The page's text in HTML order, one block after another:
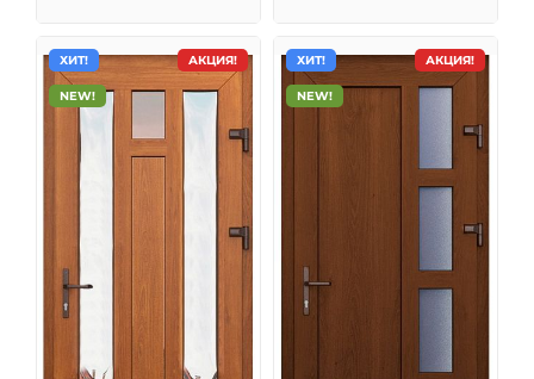
АКЦИЯ!
ХИТ!
NEW!
АКЦИЯ!
ХИТ!
NEW!